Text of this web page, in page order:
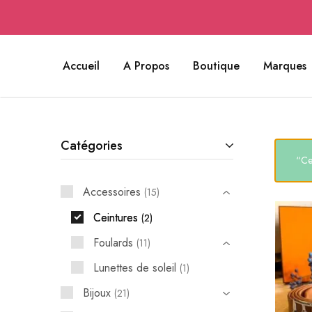
Accueil A Propos Boutique Marques
Catégories
Accessoires 15
Ceintures 2
Foulards 11
Lunettes de soleil 1
Bijoux 21